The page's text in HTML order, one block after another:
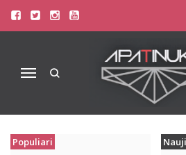
Navigacija
PREKIŲ PAIEŠKA -
Prekių paieška
Populiari